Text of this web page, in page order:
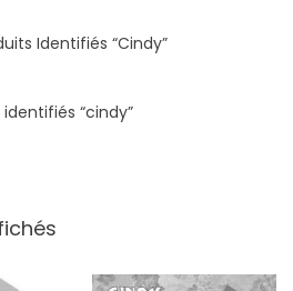
Identifiés “cindy”
“cindy”